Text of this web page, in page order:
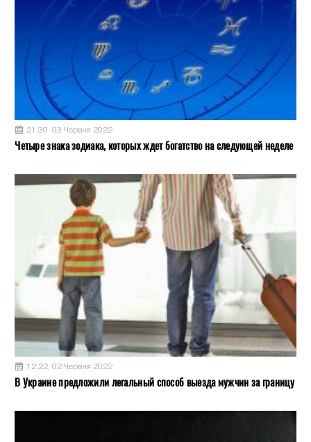
21:30, 03 Червня 2022
Четыре знака зодиака, которых ждет богатство на следующей неделе
12:22, 02 Червня 2022
В Украине предложили легальный способ выезда мужчин за границу